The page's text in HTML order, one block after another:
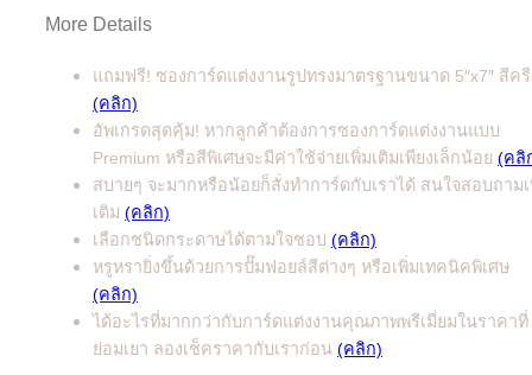
More Details
แถมฟรี! ซองการ์ดแต่งงานรูปทรงมาตรฐานขนาด 5″x7″ สีค
(คลิก)
อัพเกรดสุดคุ้ม! หากลูกค้าต้องการซองการ์ดแต่งงานแบบ
Premium หรือสีพิเศษจะมีค่าใช้จ่ายเพิ่มเติมเพียงเล็กน้อย (คลิ
สบายๆ จะมากหรือน้อยก็สั่งทำการ์ดกับเราได้ สนใจสอบถาม
เติม (คลิก)
เลือกชนิดกระดาษได้ตามใจชอบ (คลิก)
หรูหรายิ่งขึ้นด้วยการปั๊มฟอยล์สีต่างๆ หรือเพิ่มเทคนิคพิเศษ
(คลิก)
ได้อะไรที่มากกว่ากับการ์ดแต่งงานคุณภาพพรีเมี่ยมในราคาที่
ย่อมเยา ลองเช็คราคากับเราก่อน (คลิก)